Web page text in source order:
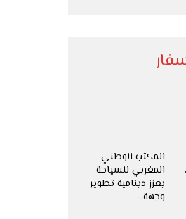
المكتب الوطني
المغربي للسياحة
يعزز دينامية تطوير
وجهة…